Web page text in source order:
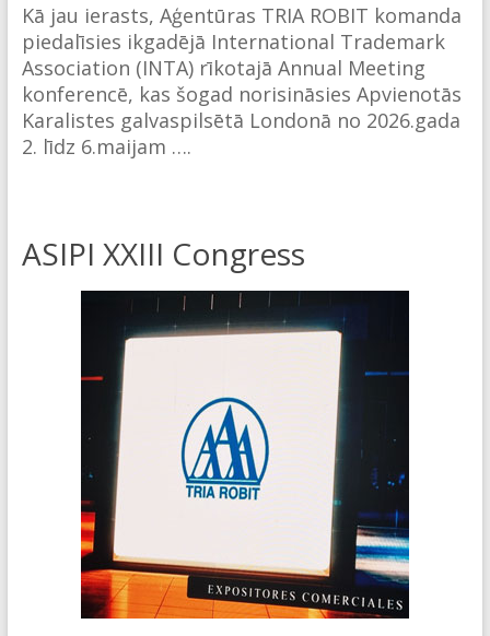
Kā jau ierasts, Aģentūras TRIA ROBIT komanda
piedalīsies ikgadējā International Trademark
Association (INTA) rīkotajā Annual Meeting
konferencē, kas šogad norisināsies Apvienotās
Karalistes galvaspilsētā Londonā no 2026.gada
2. līdz 6.maijam ….
ASIPI XXIII Congress